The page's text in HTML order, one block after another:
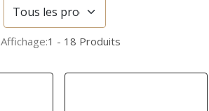
Affichage:1 - 18 Produits